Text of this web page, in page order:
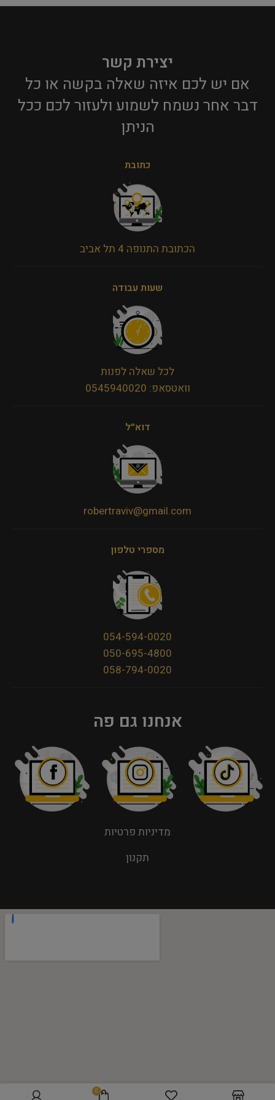
יצירת קשר
אם יש לכם איזה שאלה בקשה או כל
דבר אחר נשמח לשמוע ולעזור לכם ככל
הניתן​
כתובת
הכתובת התנופה 4 תל אביב
שעות עבודה
לכל שאלה לפנות
וואטסאפ: 0545940020
דוא״ל
robertraviv@gmail.com
מספרי טלפון
054-594-0020
050-695-4800
058-794-0020
אנחנו גם פה
מדיניות פרטיות
תקנון
הוספה לסל
0